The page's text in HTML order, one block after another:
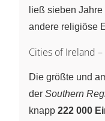
ließ sieben
andere religiöse
Cities of Ireland –
Die größte und
der Southern
knapp 222 000